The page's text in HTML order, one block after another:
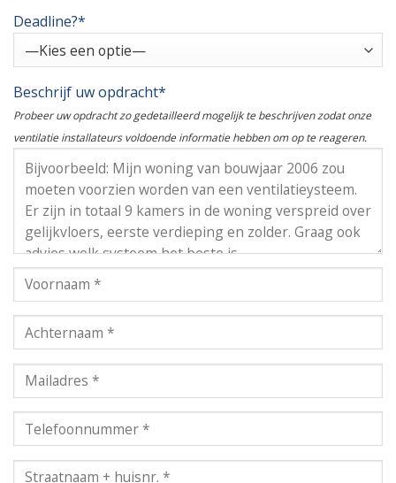
Deadline?*
Beschrijf uw opdracht*
Probeer uw opdracht zo gedetailleerd mogelijk te beschrijven zodat onze
ventilatie installateurs voldoende informatie hebben om op te reageren.